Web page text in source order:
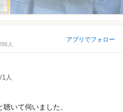
人
アプリでフォロー
人
いて伺いました、